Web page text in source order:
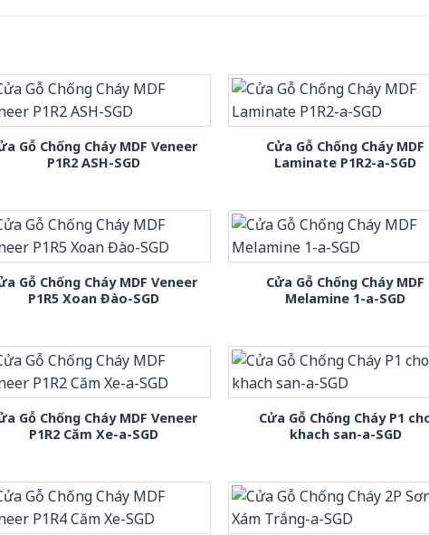
Gỗ Chống Cháy MDF Veneer
P1R2 ASH-SGD
Cửa Gỗ Chống Cháy MDF
Laminate P1R2-a-SGD
Gỗ Chống Cháy MDF Veneer
P1R5 Xoan Đào-SGD
Cửa Gỗ Chống Cháy MDF
Melamine 1-a-SGD
Gỗ Chống Cháy MDF Veneer
P1R2 Căm Xe-a-SGD
Cửa Gỗ Chống Cháy P1
khach san-a-SGD